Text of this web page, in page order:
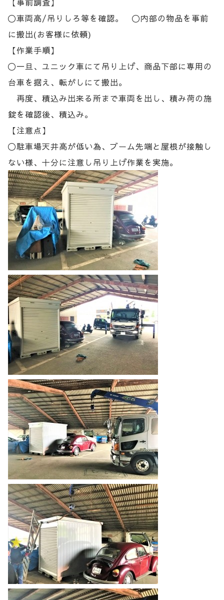
〇車両高/吊りしろ等を確認。 〇内部の物品を事前
に搬出(お客様に依頼)
【作業手順】
〇一旦、ユニック車にて吊り上げ、商品下部に専用の
台車を据え、転がしにて搬出。
再度、積込み出来る所まで車両を出し、積み荷の施
錠を確認後、積込み。
【注意点】
〇駐車場天井高が低い為、ブーム先端と屋根が接触し
ない様、十分に注意し吊り上げ作業を実施。